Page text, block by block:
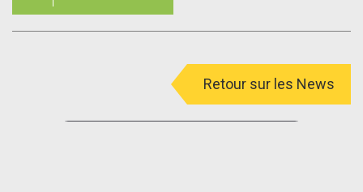
Retour sur les News